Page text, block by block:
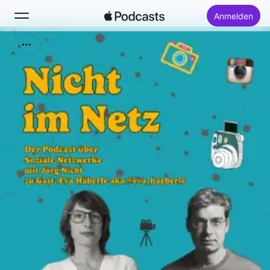
Anmelden
Suchen
Startseite
Neu
Top-Charts